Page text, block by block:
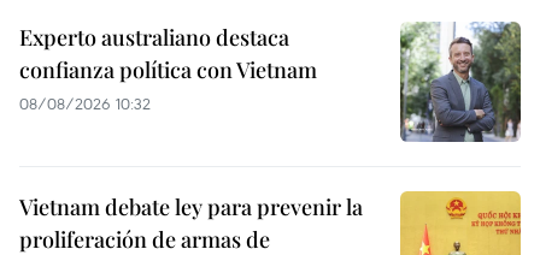
Experto australiano destaca
confianza política con Vietnam
08/08/2026 10:32
Vietnam debate ley para prevenir la
proliferación de armas de